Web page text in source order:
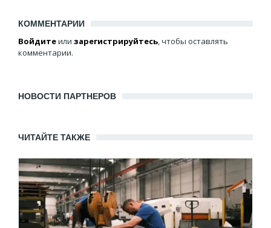
КОММЕНТАРИИ
Войдитеили зарегистрируйтесь, чтобы оставлять
комментарии.
НОВОСТИ ПАРТНЕРОВ
ЧИТАЙТЕ ТАКЖЕ